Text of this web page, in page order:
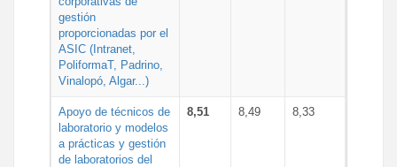
gestión
proporcionadas por el
ASIC (Intranet,
PoliformaT, Padrino,
Vinalopó, Algar...)
Apoyo de técnicos de
laboratorio y modelos
a prácticas y gestión
de laboratorios del
8,51 8,49 8,33